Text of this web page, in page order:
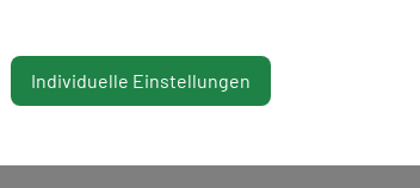
Individuelle Einstellungen